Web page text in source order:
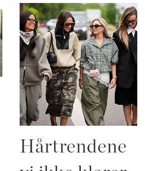
Hårtrendene